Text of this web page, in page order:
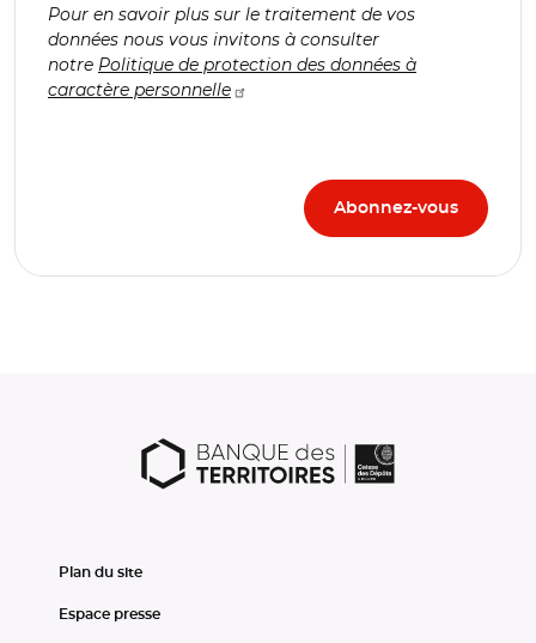
Pour en savoir plus sur le traitement de vos
données nous vous invitons à consulter
notre Politique de protection des données à
caractère personnelle
Plan du site
Espace presse